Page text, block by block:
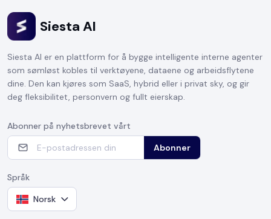
Siesta AI
Siesta AI er en plattform for å bygge intelligente interne agenter
som sømløst kobles til verktøyene, dataene og arbeidsflytene
dine. Den kan kjøres som SaaS, hybrid eller i privat sky, og gir
deg fleksibilitet, personvern og fullt eierskap.
Abonner på nyhetsbrevet vårt
Abonner
Språk
Norsk